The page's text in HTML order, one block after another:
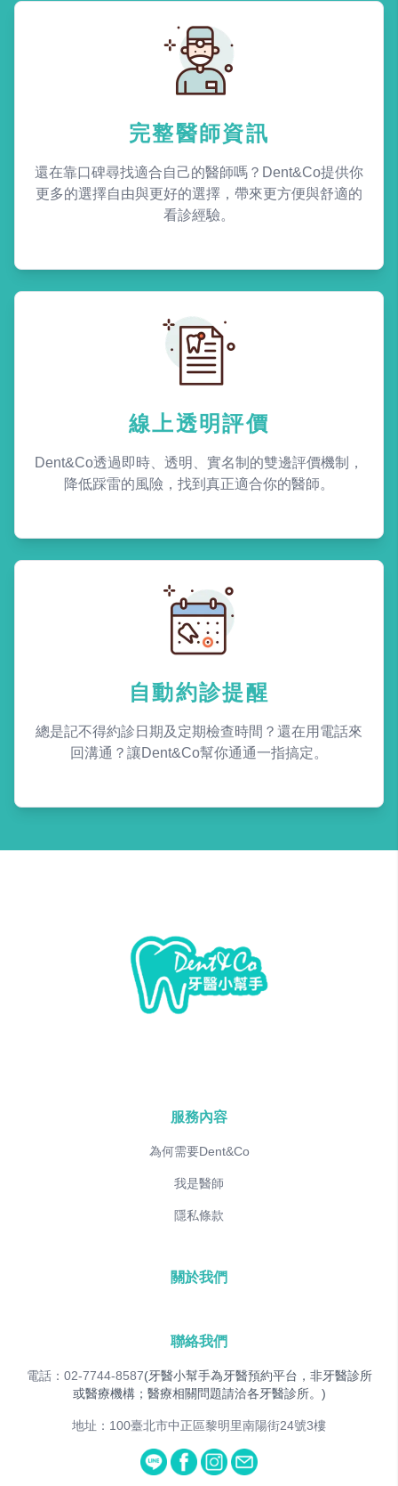
完整醫師資訊
還在靠口碑尋找適合自己的醫師嗎？Dent&Co提供你
更多的選擇自由與更好的選擇，帶來更方便與舒適的
看診經驗。
線上透明評價
Dent&Co透過即時、透明、實名制的雙邊評價機制，
降低踩雷的風險，找到真正適合你的醫師。
自動約診提醒
總是記不得約診日期及定期檢查時間？還在用電話來
回溝通？讓Dent&Co幫你通通一指搞定。
服務內容
為何需要Dent&Co
我是醫師
隱私條款
關於我們
聯絡我們
電話：02-7744-8587(牙醫小幫手為牙醫預約平台，非牙醫診所
或醫療機構；醫療相關問題請洽各牙醫診所。)
地址：100臺北市中正區黎明里南陽街24號3樓